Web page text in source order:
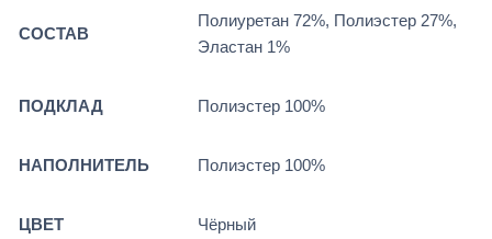
СОСТАВ
Полиуретан 72%, Полиэстер 27%,
Эластан 1%
ПОДКЛАД Полиэстер 100%
НАПОЛНИТЕЛЬ Полиэстер 100%
ЦВЕТ Чёрный